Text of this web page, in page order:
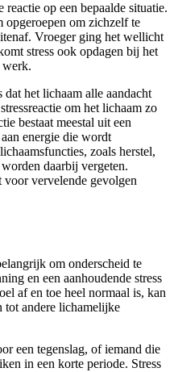
reactie op een bepaalde situatie.
opgeroepen om zichzelf te
Vroeger ging het wellicht
stress ook opdagen bij het
werk.
het lichaam alle aandacht
om het lichaam zo
bestaat meestal uit een
energie die wordt
zoals herstel,
daarbij vergeten.
voor vervelende gevolgen
om onderscheid te
en een aanhoudende stress
af en toe heel normaal is, kan
tot andere lichamelijke
een tegenslag, of iemand die
in een korte periode. Stress